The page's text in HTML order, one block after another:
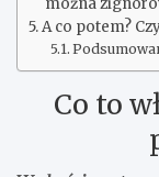
można
A co potem?
Co to